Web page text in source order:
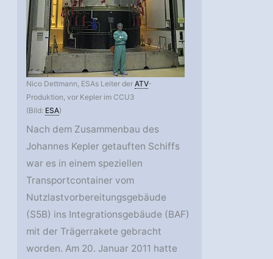
Nico Dettmann, ESAs Leiter derATV-
Produktion, vor Kepler im CCU3
(Bild: ESA)
Nach dem Zusammenbau des
Johannes Kepler getauften Schiffs
war es in einem speziellen
Transportcontainer vom
Nutzlastvorbereitungsgebäude
(S5B) ins Integrationsgebäude (BAF)
mit der Trägerrakete gebracht
worden. Am 20. Januar 2011 hatte